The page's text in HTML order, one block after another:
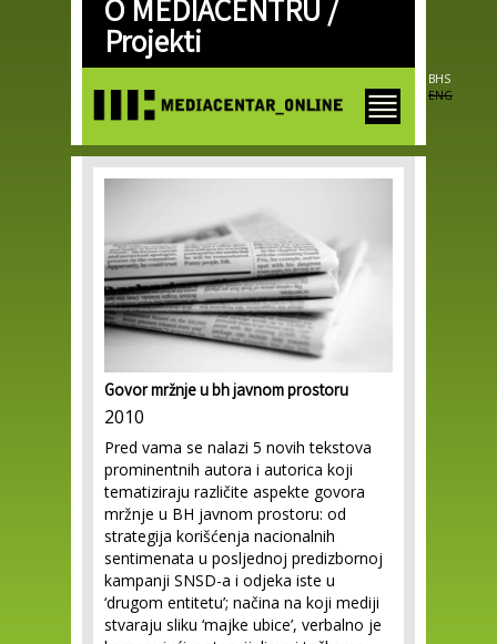
Skip to
main
content
O MEDIACENTRU /
Projekti
BHS
ENG
Govor mržnje u bh javnom prostoru
2010
Pred vama se nalazi 5 novih tekstova
prominentnih autora i autorica koji
tematiziraju različite aspekte govora
mržnje u BH javnom prostoru: od
strategija korišćenja nacionalnih
sentimenata u posljednoj predizbornoj
kampanji SNSD-a i odjeka iste u
‘drugom entitetu’; načina na koji mediji
stvaraju sliku ‘majke ubice’, verbalno je